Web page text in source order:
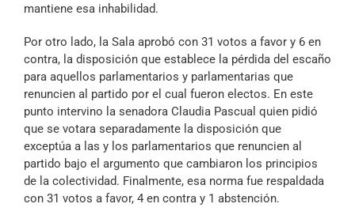
mantiene esa inhabilidad.
Por otro lado, la Sala aprobó con 31 votos a favor y 6 en
contra, la disposición que establece la pérdida del escaño
para aquellos parlamentarios y parlamentarias que
renuncien al partido por el cual fueron electos. En este
punto intervino la senadora Claudia Pascual quien pidió
que se votara separadamente la disposición que
exceptúa a las y los parlamentarios que renuncien al
partido bajo el argumento que cambiaron los principios
de la colectividad. Finalmente, esa norma fue respaldada
con 31 votos a favor, 4 en contra y 1 abstención.